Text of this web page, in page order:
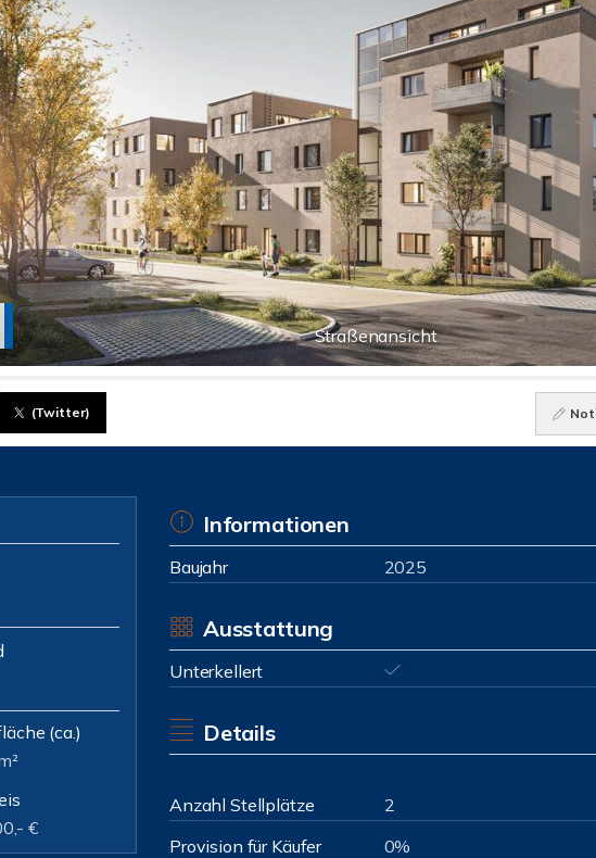
Straßenansicht
(Twitter)
(ca.)
€
Informationen
Baujahr 2025
Ausstattung
Unterkellert
Details
Anzahl Stellplätze 2
Provision für Käufer
0%